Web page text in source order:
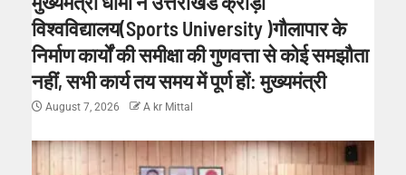
विश्वविद्यालय(Sports University )गौलापार के
निर्माण कार्यों की समीक्षा की गुणवत्ता से कोई समझौता
नहीं, सभी कार्य तय समय में पूर्ण हों: मुख्यमंत्री
August 7, 2026 A kr Mittal